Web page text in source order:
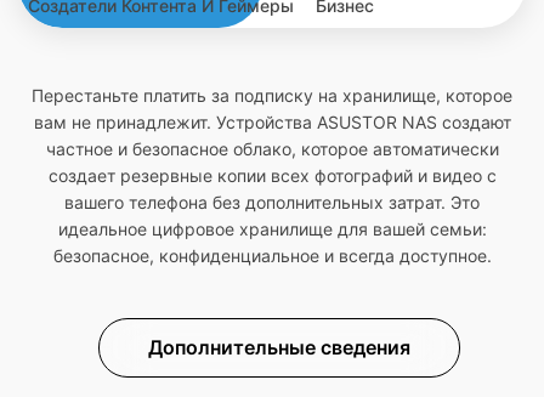
Создатели Контента И Геймеры Бизнес
Перестаньте платить за подписку на хранилище, которое
вам не принадлежит. Устройства ASUSTOR NAS создают
частное и безопасное облако, которое автоматически
создает резервные копии всех фотографий и видео с
вашего телефона без дополнительных затрат. Это
идеальное цифровое хранилище для вашей семьи:
безопасное, конфиденциальное и всегда доступное.
Дополнительные сведения